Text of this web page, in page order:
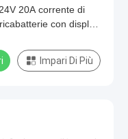
20A corrente di
con display
Impari Di Più